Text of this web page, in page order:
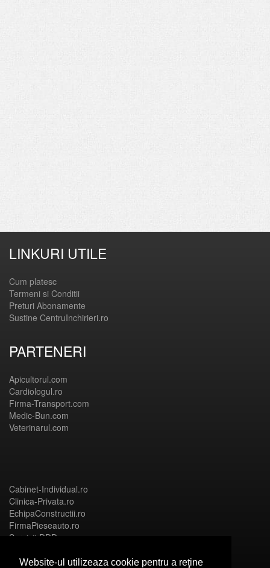
Website-ul utilizeaza cookie pentru a reţine
LINKURI UTILE
Cum platesc
Termeni si Conditii
Preturi Abonamente
Sustine CentruInchirieri.ro
PARTENERI
Apicultorul.com
Cardiologul.ro
Firma-Transport.com
Medic-Bun.com
Veterinarul.com
Cabinet-Individual.ro
Clinica-Privata.ro
EchipaConstructii.ro
FirmaPieseauto.ro
Servicii-DDD.com